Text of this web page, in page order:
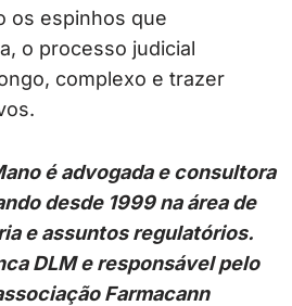
os espinhos que
o processo judicial
complexo e trazer
é advogada e consultora
desde 1999 na área de
e assuntos regulatórios.
DLM e responsável pelo
Farmacann